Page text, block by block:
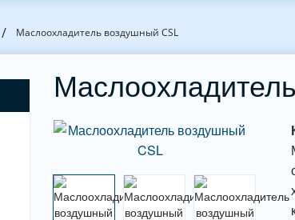
/ Маслоохладитель воздушный CSL